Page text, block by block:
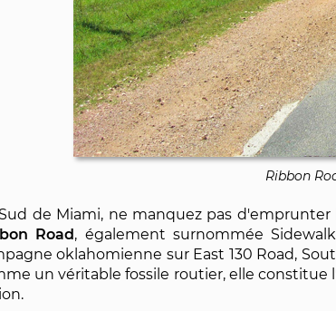
Ribbon
de Miami, ne manquez pas
Road, également surnommée
oklahomienne sur East 130 Road,
un véritable fossile routier, elle